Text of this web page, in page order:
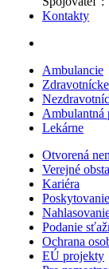
Kontakty
Ambulancie
Ambulantná
Lekárne
Otvorená
Verejné
Kariéra
Podanie
Ochrana
EÚ projekty